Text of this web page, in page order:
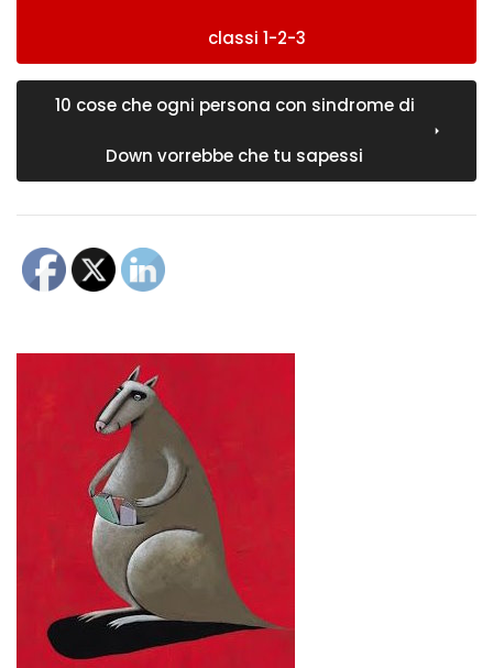
classi 1-2-3
10 cose che ogni persona con sindrome di
Down vorrebbe che tu sapessi